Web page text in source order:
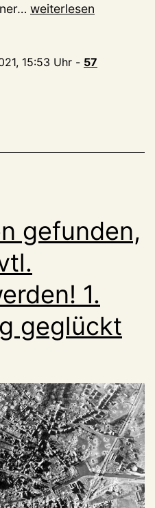
Kapitelstraße:
gefunden
weiterlesen
15:53 Uhr - 57
gefunden,
1.
geglückt